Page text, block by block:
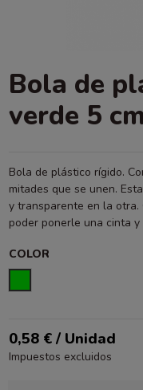
Bola de
verde 5 cm
Bola de plástico rígido.
mitades que se unen.
y transparente en la
poder ponerle una cinta y
COLOR
0,58 € / Unidad
Impuestos excluidos